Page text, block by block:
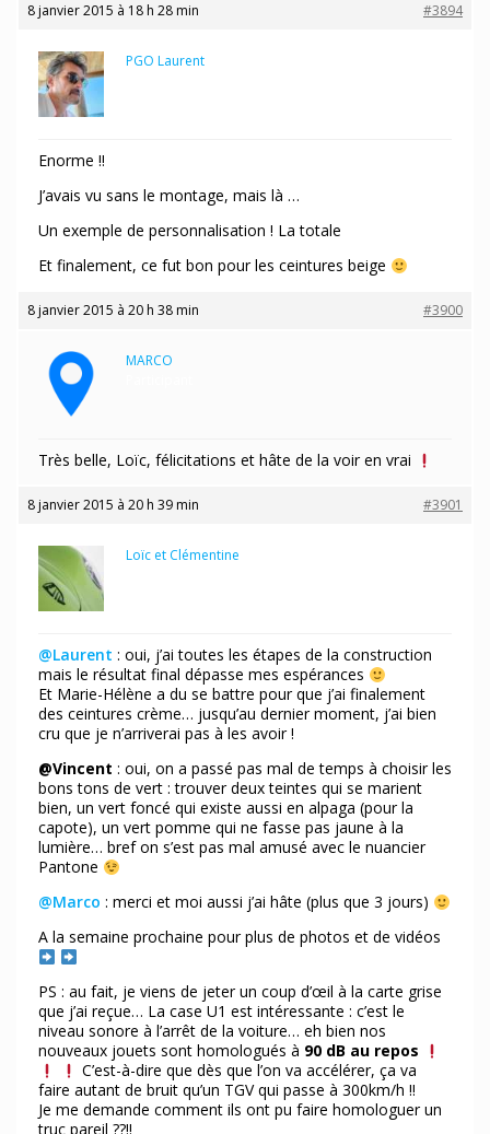
8 janvier 2015 à 18 h 28 min #3894
PGO Laurent
Enorme !!
J’avais vu sans le montage, mais là …
Un exemple de personnalisation ! La totale
Et finalement, ce fut bon pour les ceintures beige
8 janvier 2015 à 20 h 38 min #3900
MARCO
Très belle, Loïc, félicitations et hâte de la voir en vrai
8 janvier 2015 à 20 h 39 min #3901
Loïc et Clémentine
@Laurent : oui, j’ai toutes les étapes de la construction
mais le résultat final dépasse mes espérances
Et Marie-Hélène a du se battre pour que j’ai finalement
des ceintures crème… jusqu’au dernier moment, j’ai bien
cru que je n’arriverai pas à les avoir !
@Vincent : oui, on a passé pas mal de temps à choisir les
bons tons de vert : trouver deux teintes qui se marient
bien, un vert foncé qui existe aussi en alpaga (pour la
capote), un vert pomme qui ne fasse pas jaune à la
lumière… bref on s’est pas mal amusé avec le nuancier
Pantone
@Marco : merci et moi aussi j’ai hâte (plus que 3 jours)
A la semaine prochaine pour plus de photos et de vidéos
PS : au fait, je viens de jeter un coup d’œil à la carte grise
que j’ai reçue… La case U1 est intéressante : c’est le
niveau sonore à l’arrêt de la voiture… eh bien nos
nouveaux jouets sont homologués à 90 dB au repos
C’est-à-dire que dès que l’on va accélérer, ça va
faire autant de bruit qu’un TGV qui passe à 300km/h !!
Je me demande comment ils ont pu faire homologuer un
truc pareil ??!!